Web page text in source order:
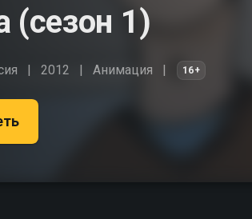
(сезон 1)
2012 Анимация 16+